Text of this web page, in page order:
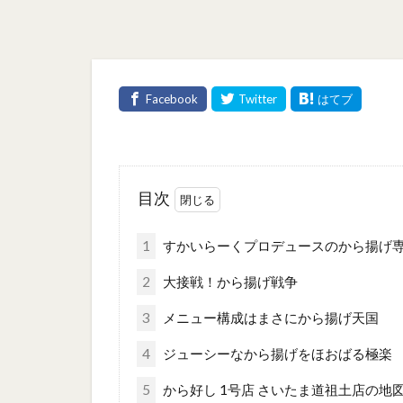
目次
1 すかいらーくプロデュースのから揚げ
2 大接戦！から揚げ戦争
3 メニュー構成はまさにから揚げ天国
4 ジューシーなから揚げをほおばる極楽
5 から好し 1号店 さいたま道祖土店の地